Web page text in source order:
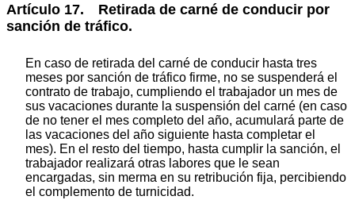
Artículo 17. Retirada de carné de conducir por
sanción de tráfico.
En caso de retirada del carné de conducir hasta tres
meses por sanción de tráfico firme, no se suspenderá el
contrato de trabajo, cumpliendo el trabajador un mes de
sus vacaciones durante la suspensión del carné (en caso
de no tener el mes completo del año, acumulará parte de
las vacaciones del año siguiente hasta completar el
mes). En el resto del tiempo, hasta cumplir la sanción, el
trabajador realizará otras labores que le sean
encargadas, sin merma en su retribución fija, percibiendo
el complemento de turnicidad.